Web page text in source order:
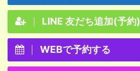
LINE 友だち追加(予約)
WEBで予約する